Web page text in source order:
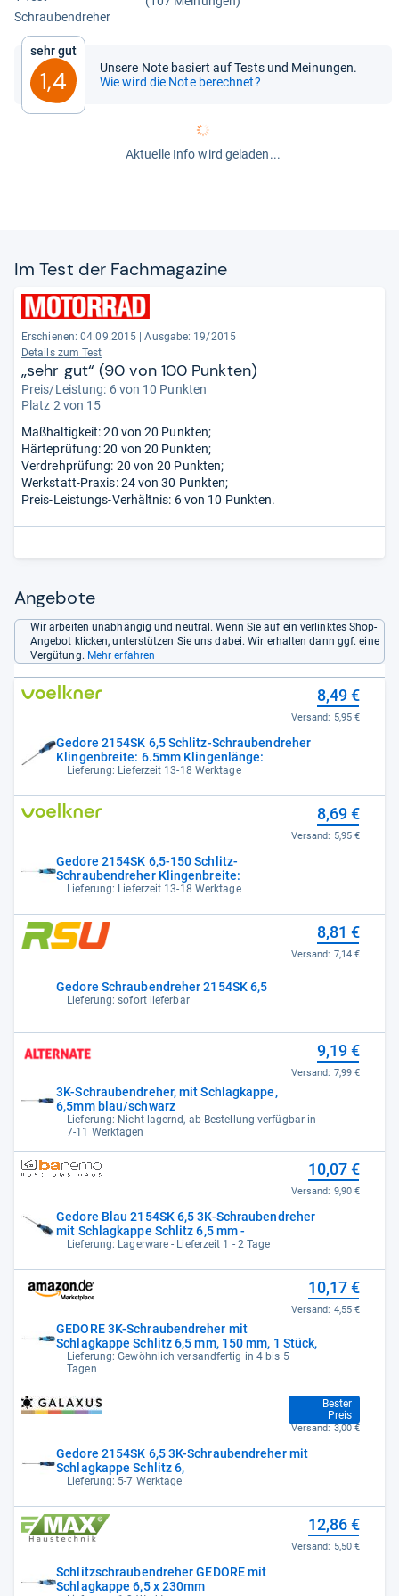
Schrau­ben­dre­her
Sehr gut
1,4
Unsere Note basiert auf Tests und Meinungen.
Wie wird die Note berechnet?
Aktuelle Info wird geladen...
Im Test der Fach­ma­ga­zine
Erschienen: 04.09.2015
Ausgabe: 19/2015
Details zum Test
„sehr gut“ (90 von 100 Punkten)
Preis/Leistung: 6 von 10 Punkten
Platz 2 von 15
Maßhaltigkeit: 20 von 20 Punkten;
Härteprüfung: 20 von 20 Punkten;
Verdrehprüfung: 20 von 20 Punkten;
Werkstatt-Praxis: 24 von 30 Punkten;
Preis-Leistungs-Verhältnis: 6 von 10 Punkten.
Angebote
Wir arbeiten unabhängig und neutral. Wenn Sie auf ein verlinktes Shop-
Angebot klicken, unterstützen Sie uns dabei. Wir erhalten dann ggf. eine
Vergütung. Mehr erfahren
Gedore 2154SK 6,5 Schlitz-Schraubendreher
Klingenbreite: 6.5mm Klingenlänge:
Lieferung: Lieferzeit 13-18 Werktage
8,49 €
Versand: 5,95 €
Gedore 2154SK 6,5-150 Schlitz-
Schraubendreher Klingenbreite:
Lieferung: Lieferzeit 13-18 Werktage
8,69 €
Versand: 5,95 €
Gedore Schraubendreher 2154SK 6,5
Lieferung: sofort lieferbar
8,81 €
Versand: 7,14 €
3K-Schraubendreher, mit Schlagkappe,
6,5mm blau/schwarz
Lieferung: Nicht lagernd, ab Bestellung verfügbar in
7-11 Werktagen
9,19 €
Versand: 7,99 €
Gedore Blau 2154SK 6,5 3K-Schraubendreher
mit Schlagkappe Schlitz 6,5 mm -
Lieferung: Lagerware - Lieferzeit 1 - 2 Tage
10,07 €
Versand: 9,90 €
GEDORE 3K-Schraubendreher mit
Schlagkappe Schlitz 6,5 mm, 150 mm, 1 Stück,
Lieferung: Gewöhnlich versandfertig in 4 bis 5
Tagen
10,17 €
Versand: 4,55 €
Gedore 2154SK 6,5 3K-Schraubendreher mit
Schlagkappe Schlitz 6,
Lieferung: 5-7 Werktage
Bester
Preis
10,77 €
Versand: 3,00 €
Schlitzschraubendreher GEDORE mit
Schlagkappe 6,5 x 230mm
12,86 €
Versand: 5,50 €